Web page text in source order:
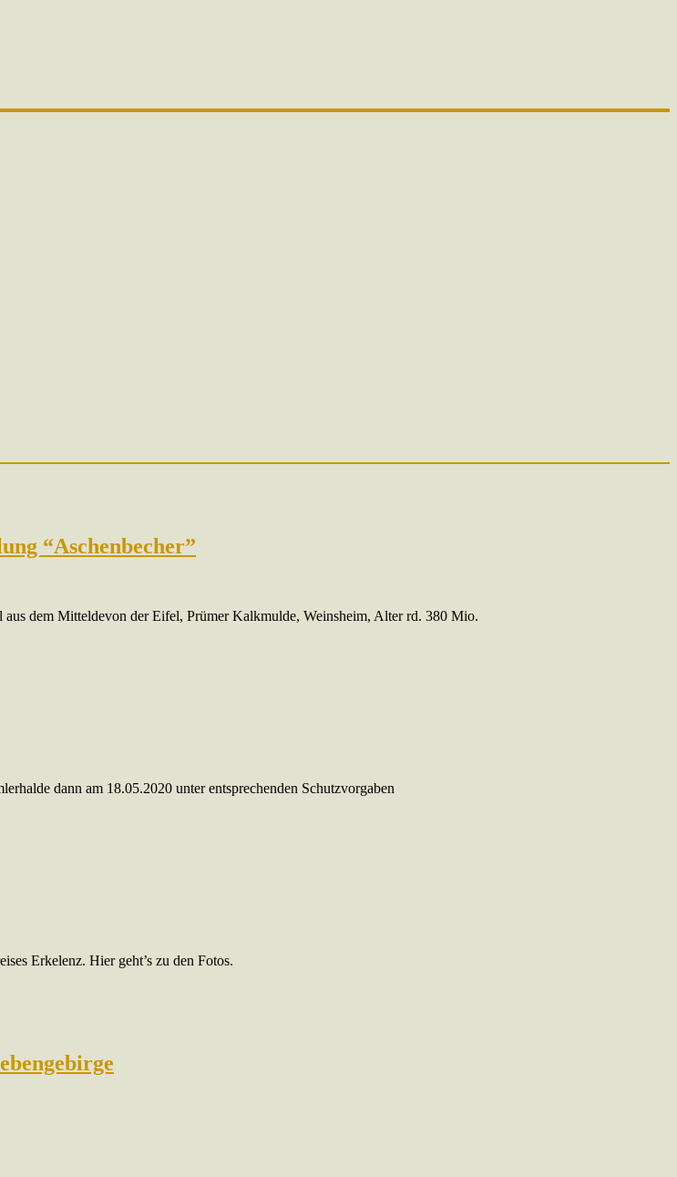
“Aschenbecher”
dem Mitteldevon der Eifel, Prümer Kalkmulde, Weinsheim, Alter rd. 380 Mio.
dann am 18.05.2020 unter entsprechenden Schutzvorgaben
Erkelenz. Hier geht’s zu den Fotos.